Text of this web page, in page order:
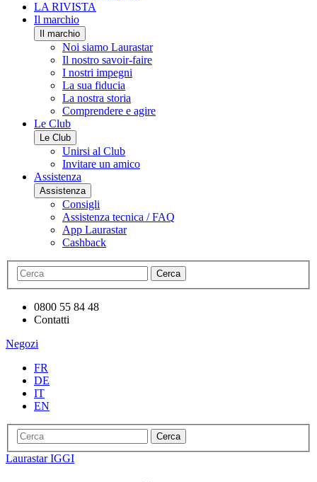
LA RIVISTA
Il marchio
Il marchio
Noi siamo Laurastar
Il nostro savoir-faire
I nostri impegni
La sua fiducia
La nostra storia
Comprendere e agire
Le Club
Le Club
Unirsi al Club
Invitare un amico
Assistenza
Assistenza
Consigli
Assistenza tecnica / FAQ
App Laurastar
Cashback
Cerca
0800 55 84 48
Contatti
Negozi
FR
DE
IT
EN
Cerca
Laurastar IGGI